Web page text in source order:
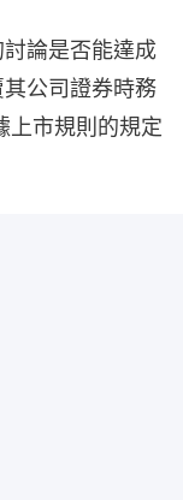
論是否能達成
公司證券時務
上市規則的規定